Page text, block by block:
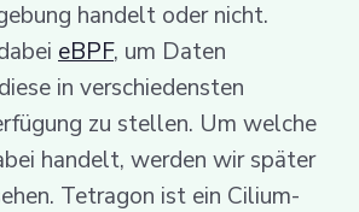
handelt oder nicht.
eBPF, um Daten
in verschiedensten
zu stellen. Um welche
handelt, werden wir später
Tetragon ist ein Cilium-